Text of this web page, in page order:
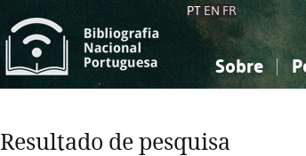
PT EN FR
Sobre
Ciências sociais...
Ciências sociais...
Resultado de pesquisa